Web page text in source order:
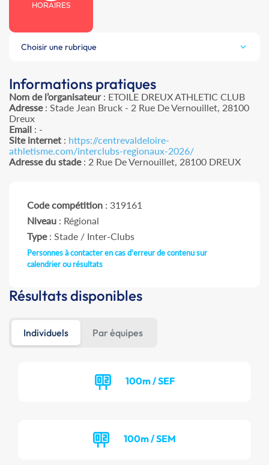
HORAIRES
Choisir une rubrique
Informations pratiques
Nom de l’organisateur: ETOILE DREUX ATHLETIC CLUB
Adresse: Stade Jean Bruck - 2 Rue De Vernouillet, 28100
Dreux
Email : -
Site internet : https://centrevaldeloire-
athletisme.com/interclubs-regionaux-2026/
Adresse du stade: 2 Rue De Vernouillet, 28100 DREUX
Code compétition : 319161
Niveau : Régional
Type: Stade / Inter-Clubs
Personnes à contacter en cas d'erreur de contenu sur
calendrier ou résultats
Résultats disponibles
Individuels Par équipes
100m / SEF
100m / SEM